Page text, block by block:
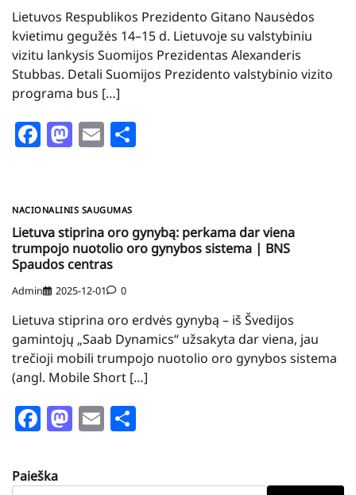
Lietuvos Respublikos Prezidento Gitano Nausėdos
kvietimu gegužės 14–15 d. Lietuvoje su valstybiniu
vizitu lankysis Suomijos Prezidentas Alexanderis
Stubbas. Detali Suomijos Prezidento valstybinio vizito
programa bus […]
Facebook
Mastodon
Email
NACIONALINIS SAUGUMAS
Lietuva stiprina oro gynybą: perkama dar viena
trumpojo nuotolio oro gynybos sistema | BNS
Spaudos centras
Admin 2025-12-01 0
Lietuva stiprina oro erdvės gynybą – iš Švedijos
gamintojų „Saab Dynamics“ užsakyta dar viena, jau
trečioji mobili trumpojo nuotolio oro gynybos sistema
(angl. Mobile Short […]
Facebook
Mastodon
Email
Paieška